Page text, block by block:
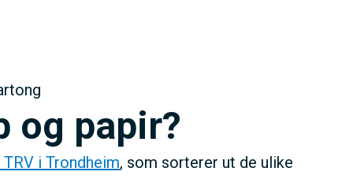
og papir?
i Trondheim, som sorterer ut de ulike